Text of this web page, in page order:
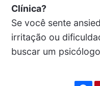
Clínica?
Se você sente
irritação ou
buscar um